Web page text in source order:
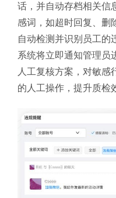
话，并自动存档相关信
感词，如超时回复、删
自动检测并识别员工的
系统将立即通知管理员
人工复核方案，对敏感
的人工操作，提升质检